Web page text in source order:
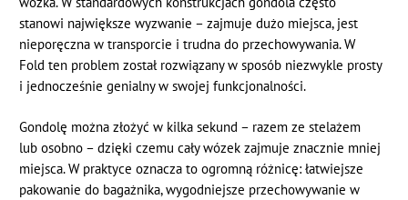
stanowi największe wyzwanie – zajmuje dużo miejsca, jest
nieporęczna w transporcie i trudna do przechowywania. W
Fold ten problem został rozwiązany w sposób niezwykle prosty
i jednocześnie genialny w swojej funkcjonalności.
Gondolę można złożyć w kilka sekund – razem ze stelażem
lub osobno – dzięki czemu cały wózek zajmuje znacznie mniej
miejsca. W praktyce oznacza to ogromną różnicę: łatwiejsze
pakowanie do bagażnika, wygodniejsze przechowywanie w